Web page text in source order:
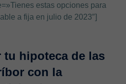
estas opciones para
a fija en julio de 2023″]
tu hipoteca de las
con la